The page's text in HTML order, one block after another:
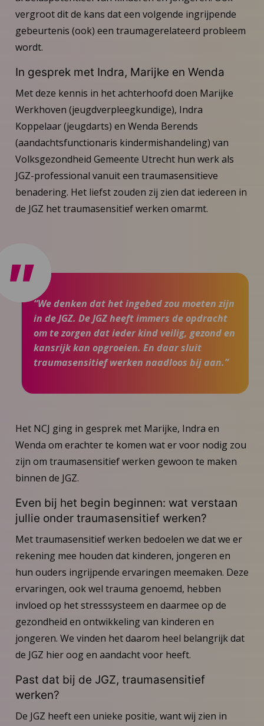
vergroot dit de kans dat een volgende ingrijpende
gebeurtenis (ook) een traumagerelateerd probleem
wordt.
In gesprek met Indra, Marijke en Wenda
Met deze kennis in het achterhoofd doen Marijke
Werkhoven (jeugdverpleegkundige), Indra
Koppelaar (jeugdarts) en Wenda Berends
(aandachtsfunctionaris kindermishandeling) van
Volksgezondheid Gemeente Utrecht hun werk als
JGZ-professional vanuit een traumasensitieve
benadering. Het liefst zouden zij zien dat iedereen in
de JGZ het traumasensitief werken omarmt.
“We denken dat het ingebed zou moeten zijn
in de JGZ. De JGZ heeft immers de opdracht
om te zorgen dat ieder kind veilig, gezond en
kansrijk kan opgroeien. En daar sluit
traumasensitief werken naadloos bij aan.”
Het NCJ ging in gesprek met Marijke, Indra en
Wenda om erachter te komen wat er voor nodig zou
zijn om traumasensitief werken gewoon te maken
binnen de JGZ.
Even bij het begin beginnen: wat verstaan
jullie onder traumasensitief werken?
Met traumasensitief werken bedoelen we dat we er
rekening mee houden dat kinderen, jongeren en
hun ouders ingrijpende ervaringen meemaken. Deze
ervaringen, ook wel trauma genoemd, hebben
invloed op het stresssysteem en daarmee op de
gezondheid en ontwikkeling van kinderen en
jongeren. We vinden het daarom heel belangrijk dat
de JGZ hier oog en aandacht voor heeft.
Past dat bij de JGZ, traumasensitief
werken?
De JGZ heeft een unieke positie, want wij zien in